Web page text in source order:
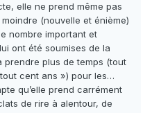
elle ne prend même pas
(nouvelle et énième)
nombre important et
ont été soumises de la
prendre plus de temps (tout
cent ans ») pour les…
qu’elle prend carrément
de rire à alentour, de